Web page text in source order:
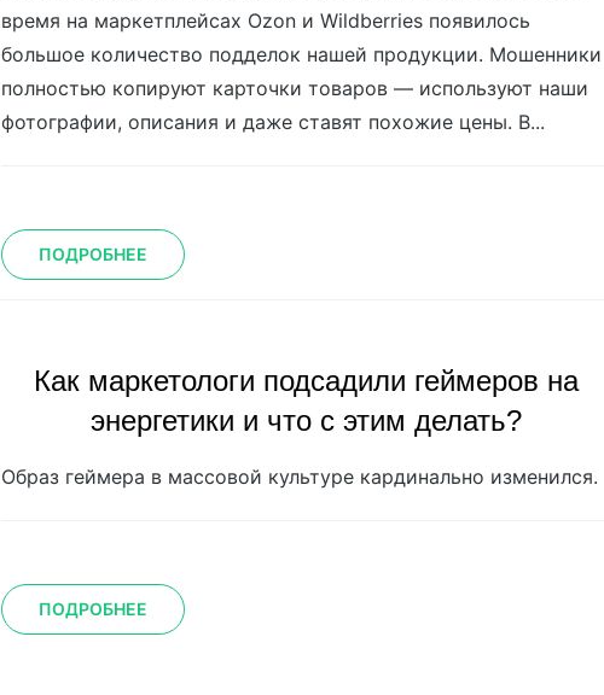
время на маркетплейсах Ozon и Wildberries появилось
большое количество подделок нашей продукции. Мошенники
полностью копируют карточки товаров — используют наши
фотографии, описания и даже ставят похожие цены. В...
ПОДРОБНЕЕ
Как маркетологи подсадили геймеров на
энергетики и что с этим делать?
Образ геймера в массовой культуре кардинально изменился.
ПОДРОБНЕЕ